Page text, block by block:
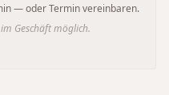
— oder Termin vereinbaren.
Geschäft möglich.